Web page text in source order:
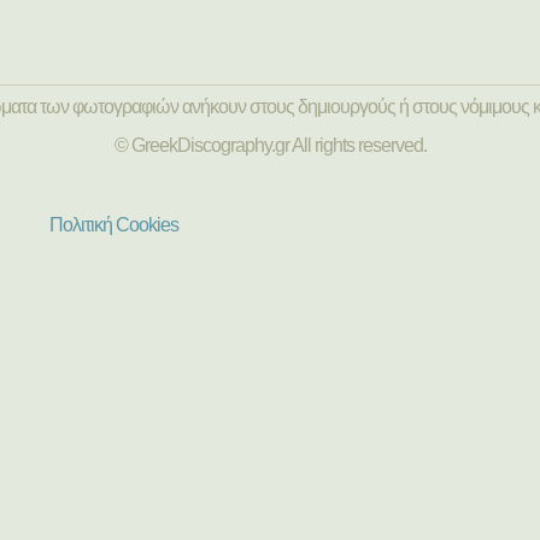
των φωτογραφιών ανήκουν στους δημιουργούς ή στους νόμιμους
© GreekDiscography.gr All rights reserved.
Πολιτική Cookies